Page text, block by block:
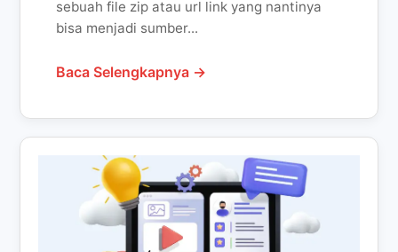
sebuah file zip atau url link yang nantinya
bisa menjadi sumber...
Baca Selengkapnya →